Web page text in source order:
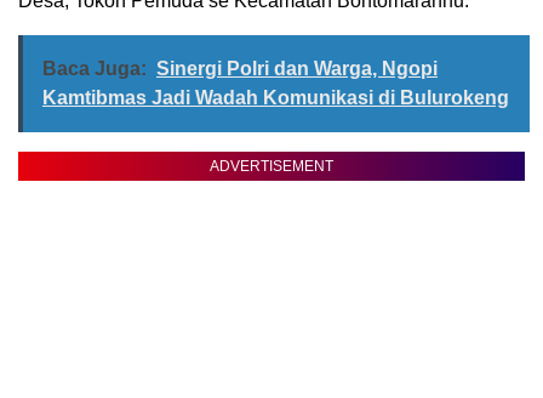
Baca Juga: Sinergi Polri dan Warga, Ngopi
Kamtibmas Jadi Wadah Komunikasi di Bulurokeng
ADVERTISEMENT